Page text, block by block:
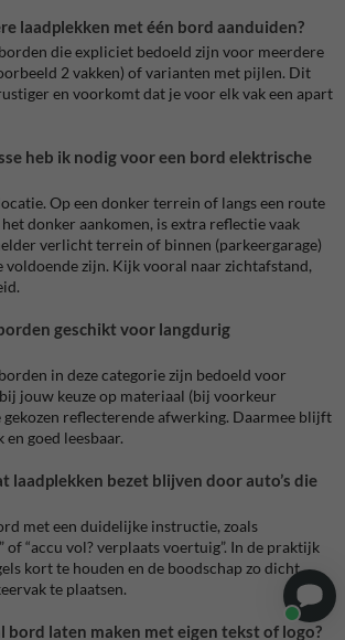
laadplekken met één bord aanduiden?
die expliciet bedoeld zijn voor meerdere
2 vakken) of varianten met pijlen. Dit
en voorkomt dat je voor elk vak een apart
heb ik nodig voor een bord elektrische
Op een donker terrein of langs een route
donker aankomen, is extra reflectie vaak
verlicht terrein of binnen (parkeergarage)
voldoende zijn. Kijk vooral naar zichtafstand,
geschikt voor langdurig
in deze categorie zijn bedoeld voor
jouw keuze op materiaal (bij voorkeur
reflecterende afwerking. Daarmee blijft
goed leesbaar.
laadplekken bezet blijven door auto’s die
met een duidelijke instructie, zoals
of “accu vol? verplaats voertuig”. In de praktijk
kort te houden en de boodschap zo dicht
te plaatsen.
bord laten maken met eigen tekst of logo?